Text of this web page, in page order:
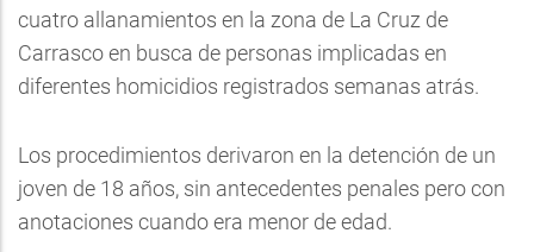
cuatro allanamientos en la zona de La Cruz de
Carrasco en busca de personas implicadas en
diferentes homicidios registrados semanas atrás.
Los procedimientos derivaron en la detención de un
joven de 18 años, sin antecedentes penales pero con
anotaciones cuando era menor de edad.